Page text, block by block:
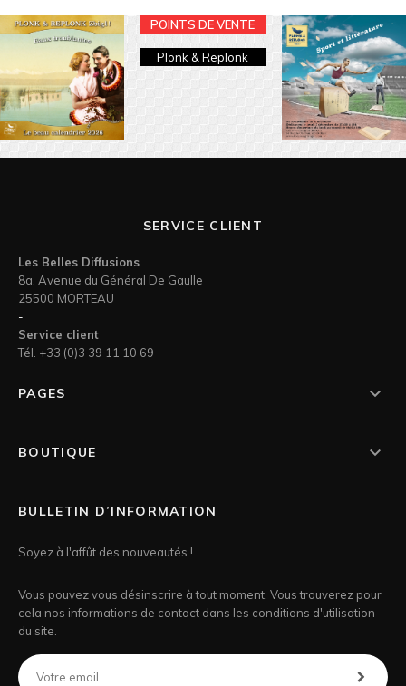
POINTS DE VENTE
Plonk & Replonk
SERVICE CLIENT
Les Belles Diffusions
8a, Avenue du Général De Gaulle
25500 MORTEAU
-
Service client
Tél. +33 (0)3 39 11 10 69
PAGES 
BOUTIQUE 
BULLETIN D’INFORMATION
Soyez à l'affût des nouveautés !
Vous pouvez vous désinscrire à tout moment. Vous trouverez pour
cela nos informations de contact dans les conditions d'utilisation
du site.